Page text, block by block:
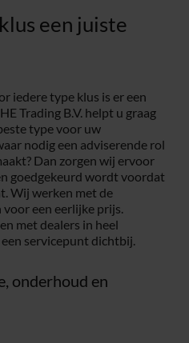
een juiste
iedere type klus is er een
Trading B.V. helpt u graag
type voor uw
nodig een adviserende rol
Dan zorgen wij ervoor
goedgekeurd wordt voordat
Wij werken met de
een eerlijke prijs.
met dealers in heel
servicepunt dichtbij.
onderhoud en